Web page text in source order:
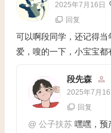
2025年7月16日
回复
可以啊段同学，还记得
爱，嗖的一下，小宝宝都
段先森
2025年7月16
回复
@ 公子扶苏嘿嘿，预